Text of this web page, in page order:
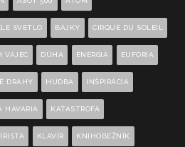
SVETLO BÁJKY CIRQUE DU SOLEIL
VAJEC DÚHA ENERGIA EUFÓRIA
DRÁHY HUDBA INŠPIRÁCIA
HAVÁRIA KATASTROFA
KLAVÍR KNIHOBEŽNÍK